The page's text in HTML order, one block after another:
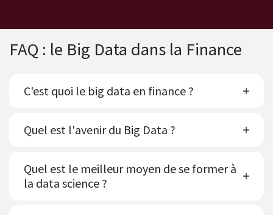
FAQ : le Big Data dans la Finance
C'est quoi le big data en finance ?
Quel est l'avenir du Big Data ?
Quel est le meilleur moyen de se former à
la data science ?